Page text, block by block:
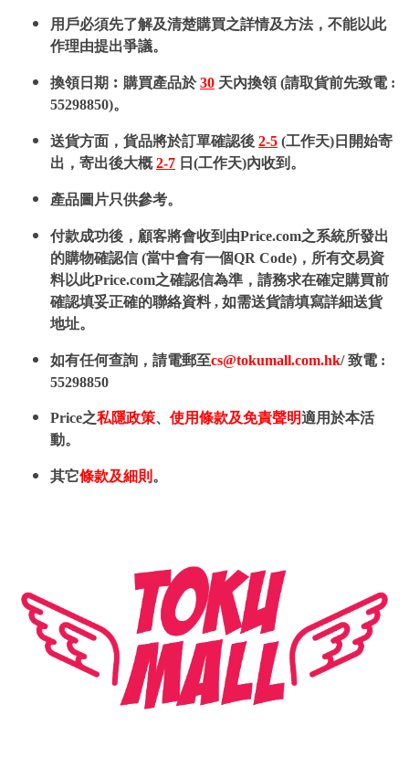
用戶必須先了解及清楚購買之詳情及方法，不能以此
作理由提出爭議。
換領日期︰購買產品於30 天內換領 (請取貨前先致電 :
55298850)。
送貨方面，貨品將於訂單確認後 2-5 (工作天)日開始寄
出，寄出後大概2-7 日(工作天)內收到。
產品圖片只供參考。
付款成功後，顧客將會收到由Price.com之系統所發出
的購物確認信 (當中會有一個QR Code)，所有交易資
料以此Price.com之確認信為準，請務求在確定購買前
確認填妥正確的聯絡資料 , 如需送貨請填寫詳細送貨
地址。
如有任何查詢，請電郵至cs@tokumall.com.hk/ 致電 :
55298850
Price之私隱政策、 使用條款及免責聲明適用於本活
動。
其它條款及細則 。